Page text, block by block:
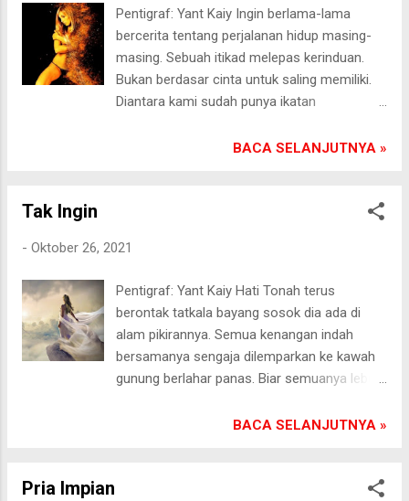
mereka.[] Pasongsongan, 29/10/2021
Pentigraf: Yant Kaiy Ingin berlama-lama
bercerita tentang perjalanan hidup masing-
masing. Sebuah itikad melepas kerinduan.
Bukan berdasar cinta untuk saling memiliki.
Diantara kami sudah punya ikatan
meninggalkannya. Maut memisahkan
sosial media. Benih-benih keprihatinan
kepelukannya di rumah mungil dia. Aku
diterkamnya berkali-kali. Buas. Aku
menggelepar di lingkaran dosa.[]
Pasongsongan, 28/10/2021
BACA SELANJUTNYA »
Tak Ingin
- Oktober 26, 2021
Pentigraf: Yant Kaiy Hati Tonah terus
berontak tatkala bayang sosok dia ada di
alam pikirannya. Semua kenangan indah
bersamanya sengaja dilemparkan ke kawah
gunung berlahar panas. Biar semuanya lebur
ikatan perkawinan mereka masih sah karena
BACA SELANJUTNYA »
Pria Impian